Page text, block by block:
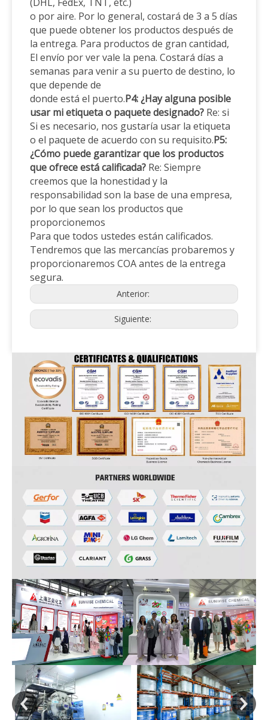
(DHL, FedEx, TNT, etc.)
o por aire. Por lo general, costará de 3 a 5 días
que puede obtener los productos después de
la entrega. Para productos de gran cantidad,
El envío por ver vale la pena. Costará días a
semanas para venir a su puerto de destino, lo
que depende de
donde está el puerto.P4: ¿Hay alguna posible
usar mi etiqueta o paquete designado? Re: si
Si es necesario, nos gustaría usar la etiqueta
o el paquete de acuerdo con su requisito.P5:
¿Cómo puede garantizar que los productos
que ofrece está calificada? Re: Siempre
creemos que la honestidad y la
responsabilidad son la base de una empresa,
por lo que sean los productos que
proporcionemos
Para que todos ustedes están calificados.
Tendremos que las mercancías probaremos y
proporcionaremos COA antes de la entrega
segura.
Anterior:
Siguiente: